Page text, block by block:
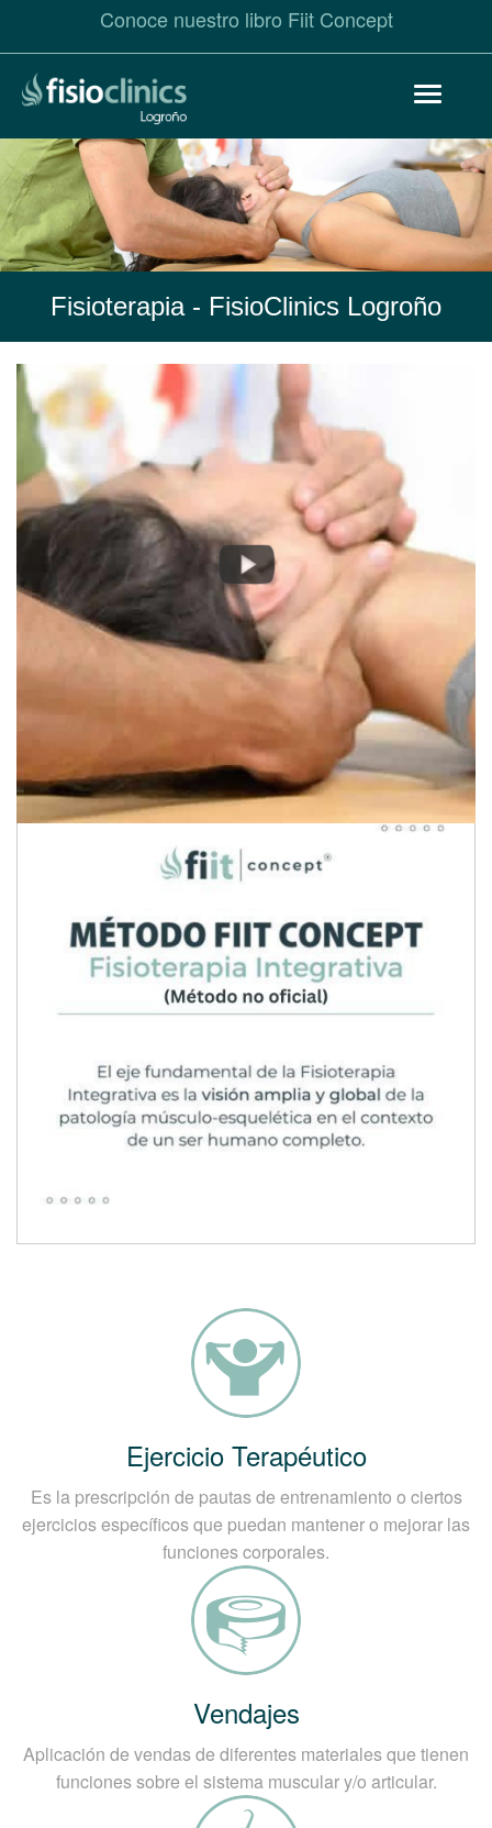
Pasar
contenido
principal
Conoce nuestro libro Fiit Concept
Toggle
Fisioterapia- FisioClinics Logroño
Ejercicio Terapéutico
Es la prescripción de pautas de entrenamiento o ciertos
ejercicios específicos que puedan mantener o mejorar las
funciones corporales.
Vendajes
Aplicación de vendas de diferentes materiales que tienen
funciones sobre el sistema muscular y/o articular.